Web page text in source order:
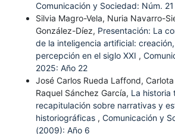
Comunicación y Sociedad: Núm. 21
Silvia Magro-Vela, Nuria Navarro-
González-Díez, Presentación: La
de la inteligencia artificial:
percepción en el siglo XXI ,
2025: Año 22
José Carlos Rueda Laffond,
Raquel Sánchez García, La historia
recapitulación sobre narrativas y
historiográficas , Comunicación y
(2009): Año 6